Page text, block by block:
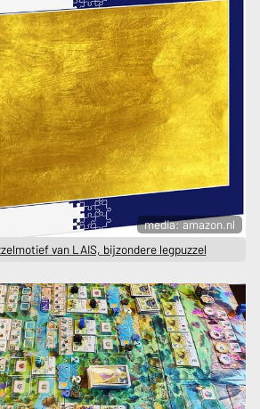
media: amazon.nl
van LAIS, bijzondere legpuzzel